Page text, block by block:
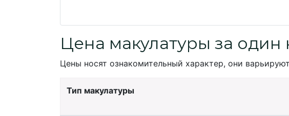
Цена макулатуры за один
Цены носят ознакомительный характер, они
Тип макулатуры